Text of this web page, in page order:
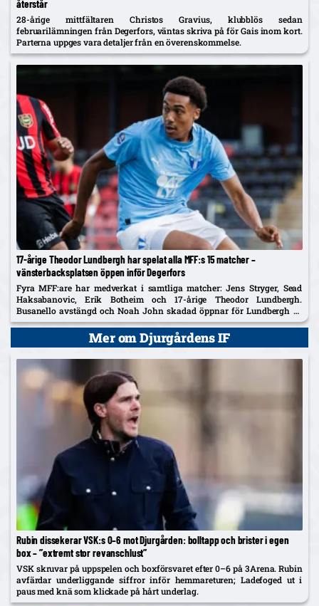
återstår
28-årige mittfältaren Christos Gravius, klubblös sedan
februarilämningen från Degerfors, väntas skriva på för Gais inom kort.
Parterna uppges vara detaljer från en överenskommelse.
17-årige Theodor Lundbergh har spelat alla MFF:s 15 matcher –
vänsterbacksplatsen öppen inför Degerfors
Fyra MFF:are har medverkat i samtliga matcher: Jens Stryger, Sead
Haksabanovic, Erik Botheim och 17-årige Theodor Lundbergh.
Busanello avstängd och Noah John skadad öppnar för Lundbergh vs
Johan Karlsson om vänsterbacken.
Mer om Djurgårdens IF
Rubin dissekerar VSK:s 0–6 mot Djurgården: bolltapp och brister i egen
box – ”extremt stor revanschlust”
VSK skruvar på uppspelen och boxförsvaret efter 0–6 på 3Arena. Rubin
avfärdar underliggande siffror inför hemmareturen; Ladefoged ut i
paus med knä som klickade på hårt underlag.